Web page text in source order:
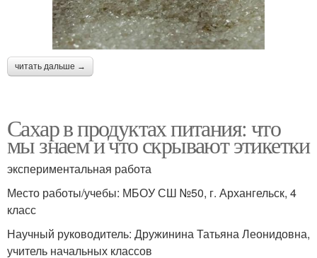
читать дальше →
Сахар в продуктах питания: что
мы знаем и что скрывают этикетки
экспериментальная работа
Место работы/учебы: МБОУ СШ №50, г. Архангельск, 4
класс
Научный руководитель: Дружинина Татьяна Леонидовна,
учитель начальных классов